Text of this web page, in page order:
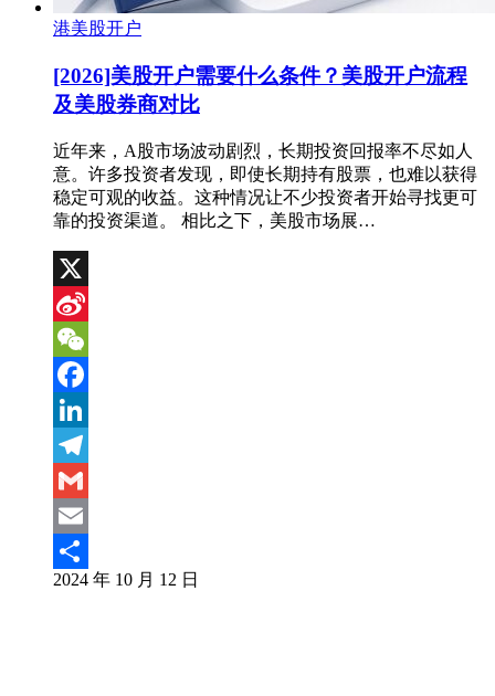
港美股开户
[2026]美股开户需要什么条件？美股开户流程
及美股券商对比
近年来，A股市场波动剧烈，长期投资回报率不尽如人
意。许多投资者发现，即使长期持有股票，也难以获得
稳定可观的收益。这种情况让不少投资者开始寻找更可
靠的投资渠道。 相比之下，美股市场展…
X
Sina
Weibo
WeChat
Facebook
LinkedIn
Telegram
Gmail
Email
分
2024 年 10 月 12 日